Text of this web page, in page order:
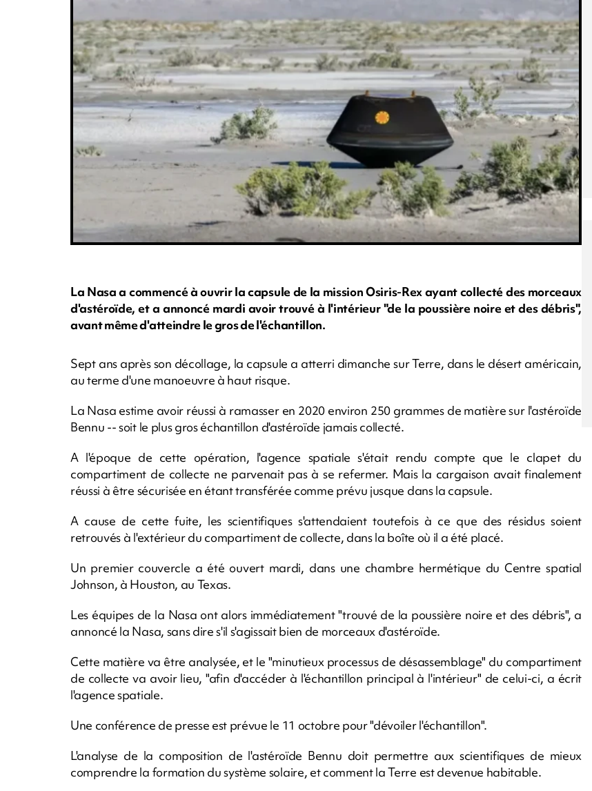
La Nasa a commencé à ouvrir la capsule de la mission Osiris-Rex ayant collecté des morceaux
d'astéroïde, et a annoncé mardi avoir trouvé à l'intérieur "de la poussière noire et des débris",
avant même d'atteindre le gros de l'échantillon.
Sept ans après son décollage, la capsule a atterri dimanche sur Terre, dans le désert américain,
au terme d'une manoeuvre à haut risque.
La Nasa estime avoir réussi à ramasser en 2020 environ 250 grammes de matière sur l'astéroïde
Bennu -- soit le plus gros échantillon d'astéroïde jamais collecté.
A l'époque de cette opération, l'agence spatiale s'était rendu compte que le clapet du
compartiment de collecte ne parvenait pas à se refermer. Mais la cargaison avait finalement
réussi à être sécurisée en étant transférée comme prévu jusque dans la capsule.
A cause de cette fuite, les scientifiques s'attendaient toutefois à ce que des résidus soient
retrouvés à l'extérieur du compartiment de collecte, dans la boîte où il a été placé.
Un premier couvercle a été ouvert mardi, dans une chambre hermétique du Centre spatial
Johnson, à Houston, au Texas.
Les équipes de la Nasa ont alors immédiatement "trouvé de la poussière noire et des débris", a
annoncé la Nasa, sans dire s'il s'agissait bien de morceaux d'astéroïde.
Cette matière va être analysée, et le "minutieux processus de désassemblage" du compartiment
de collecte va avoir lieu, "afin d'accéder à l'échantillon principal à l'intérieur" de celui-ci, a écrit
l'agence spatiale.
Une conférence de presse est prévue le 11 octobre pour "dévoiler l'échantillon".
L'analyse de la composition de l'astéroïde Bennu doit permettre aux scientifiques de mieux
comprendre la formation du système solaire, et comment la Terre est devenue habitable.